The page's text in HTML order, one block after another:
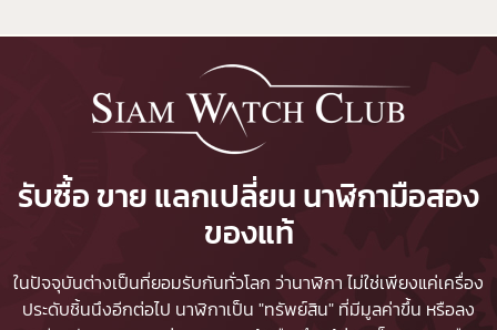
รับซื้อ ขาย แลกเปลี่ยน นาฬิกามือสอง
ของแท้
ในปัจจุบันต่างเป็นที่ยอมรับกันทั่วโลก ว่านาฬิกา ไม่ใช่เพียงแค่เครื่อง
ประดับชิ้นนึงอีกต่อไป นาฬิกาเป็น "ทรัพย์สิน" ที่มีมูลค่าขึ้น หรือลง